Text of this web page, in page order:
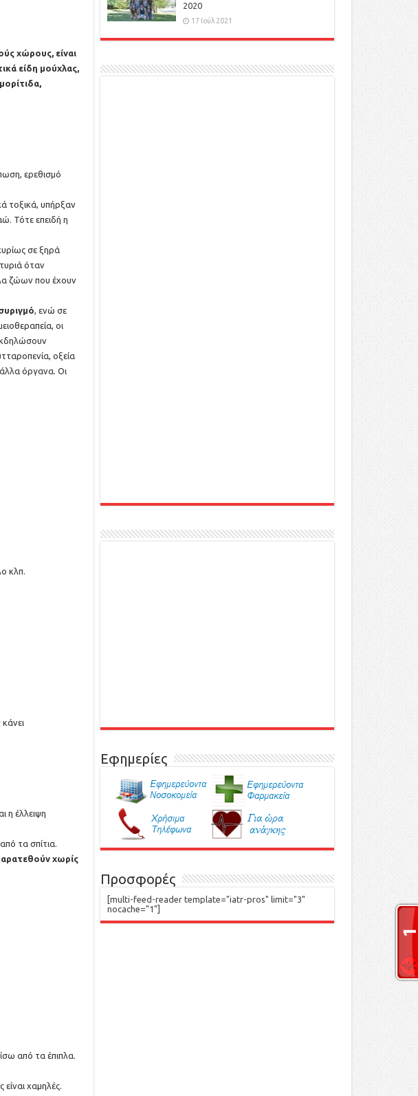
χώρους, είναι
είδη μούχλας,
ερεθισμό
τοξικά, υπήρξαν
Τότε επειδή η
σε ξηρά
όταν
ζώων που έχουν
, ενώ σε
οι
οξεία
όργανα. Οι
κλπ.
η έλλειψη
τα σπίτια.
χωρίς
από τα έπιπλα.
χαμηλές.
2020
17 Ιούλ 2021
Εφημερίες
Προσφορές
[multi-feed-reader template="iatr-pros" limit="3"
nocache="1"]